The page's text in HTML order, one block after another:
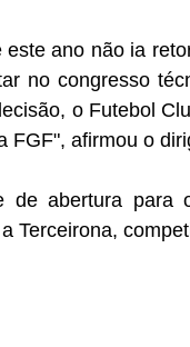
ano não ia
no congresso
o Futebol
FGF", afirmou o
de abertura para
Terceirona,